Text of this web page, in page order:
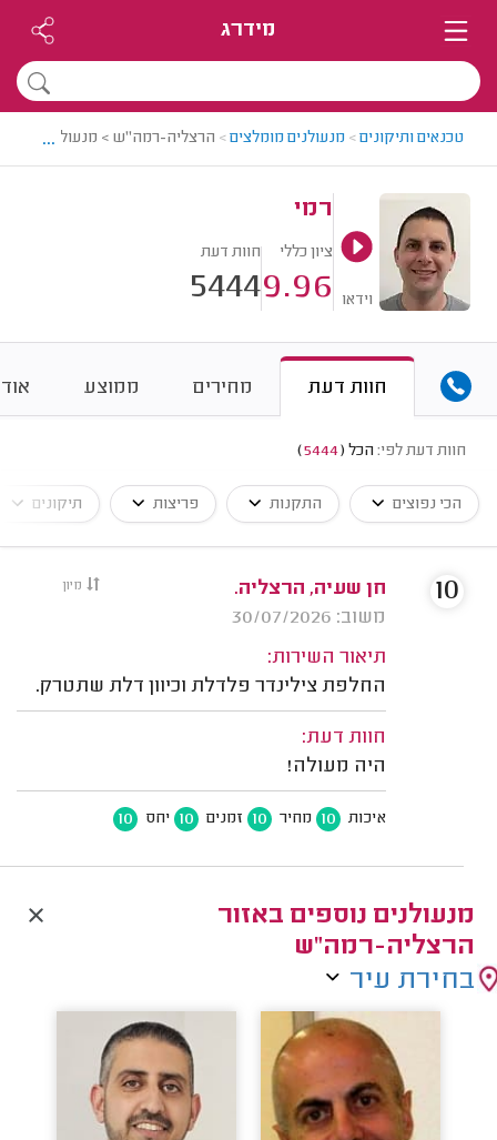
מידרג
טכנאים ותיקונים> מנעולנים מומלצים> הרצליה-רמה"ש > מנעולן מומלץ -
...
וידאו
רמי
ציון כללי
9.96
חוות דעת
5444
חוות דעת מחירים ממוצע
חוות דעת לפי: הכל (
5444
)
הכי נפוצים התקנות פריצות תיקונים
מיון
חן שעיה, הרצליה.
משוב: 30/07/2026
תיאור השירות:
החלפת צילינדר פלדלת וכיוון דלת שתטרק.
חוות דעת:
היה מעולה!
איכות 10 מחיר 10 זמנים 10 יחס 10
10
מנעולנים נוספים באזור
הרצליה-רמה"ש
בחירת עיר